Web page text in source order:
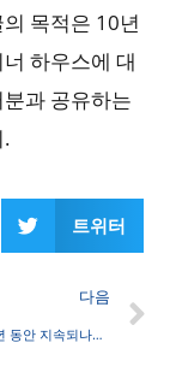
목적은 10년
하우스에 대
과 공유하는
트위터
다음
이동 주택은 몇 년 동안 지속되나요? 주택 소유자를 위한 필수 통찰력